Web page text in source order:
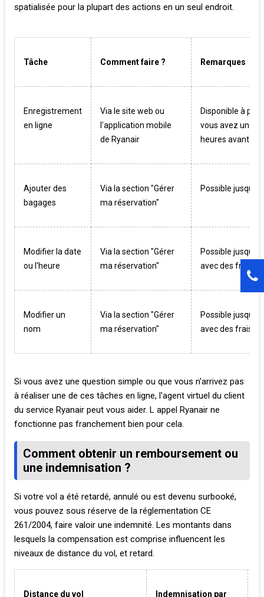
spatialisée pour la plupart des actions en un seul endroit.
Tâche Comment faire ? Remarques
Enregistrement
en ligne
Via le site web ou
l'application mobile
de Ryanair
Disponible à
vous avez un
heures avant le
Ajouter des
bagages
Via la section "Gérer
ma réservation"
Possible jusqu'à
Modifier la date
ou l'heure
Via la section "Gérer
ma réservation"
Possible jusqu'à
avec des frais
Modifier un
nom
Via la section "Gérer
ma réservation"
Possible jusqu'à
avec des frais
Si vous avez une question simple ou que vous n'arrivez pas
à réaliser une de ces tâches en ligne, l'agent virtuel du client
du service Ryanair peut vous aider. L appel Ryanair ne
fonctionne pas franchement bien pour cela.
Comment obtenir un remboursement ou
une indemnisation ?
Si votre vol a été retardé, annulé ou est devenu surbooké,
vous pouvez sous réserve de la réglementation CE
261/2004, faire valoir une indemnité. Les montants dans
lesquels la compensation est comprise influencent les
niveaux de distance du vol, et retard.
Distance du vol Indemnisation par